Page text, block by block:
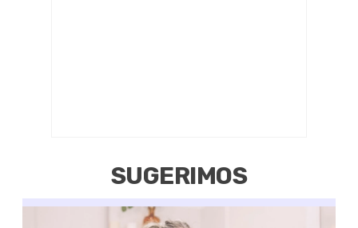
SUGERIMOS